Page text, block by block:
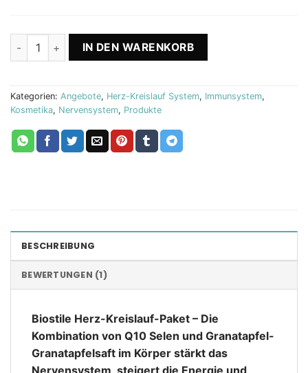
Herz-Kreislauf-Paket Biostile Menge
IN DEN WARENKORB
Kategorien: Angebote, Herz-Kreislauf System, Immunsystem,
Kosmetika, Nervensystem, Produkte
BESCHREIBUNG
BEWERTUNGEN (1)
Biostile Herz-Kreislauf-Paket – Die
Kombination von Q10 Selen und Granatapfel-
Granatapfelsaft im Körper stärkt das